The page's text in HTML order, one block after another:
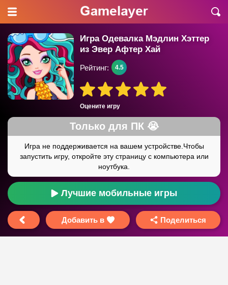
Игра Одевалка Мэдлин Хэттер
из Эвер Афтер Хай
Оцените игру
Рейтинг: 4.5
Лучшие мобильные игры
Добавить в Поделиться